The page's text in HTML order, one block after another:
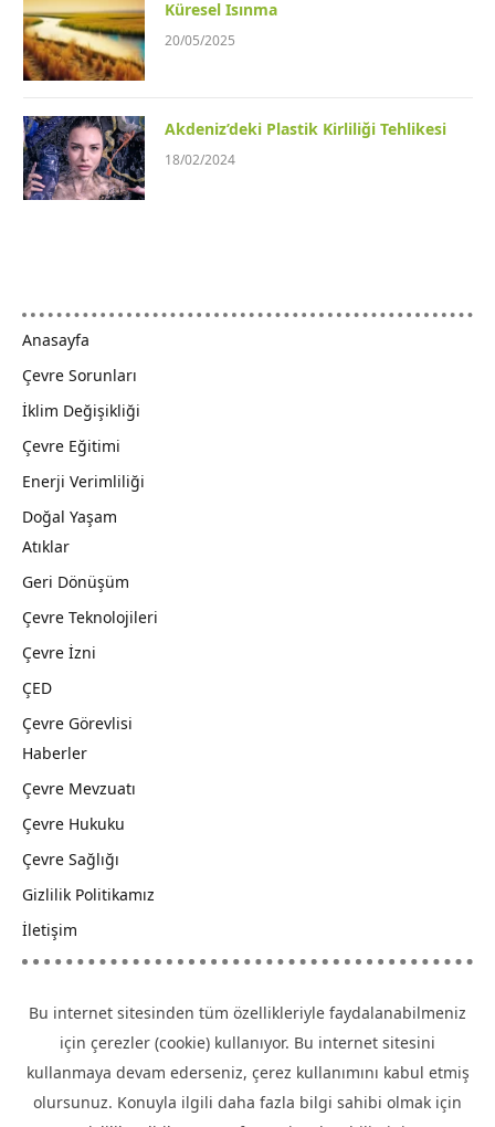
Küresel Isınma
20/05/2025
Akdeniz’deki Plastik Kirliliği Tehlikesi
18/02/2024
Anasayfa
Çevre Sorunları
İklim Değişikliği
Çevre Eğitimi
Enerji Verimliliği
Doğal Yaşam
Atıklar
Geri Dönüşüm
Çevre Teknolojileri
Çevre İzni
ÇED
Çevre Görevlisi
Haberler
Çevre Mevzuatı
Çevre Hukuku
Çevre Sağlığı
Gizlilik Politikamız
İletişim
Bu internet sitesinden tüm özellikleriyle faydalanabilmeniz
için çerezler (cookie) kullanıyor. Bu internet sitesini
kullanmaya devam ederseniz, çerez kullanımını kabul etmiş
olursunuz. Konuyla ilgili daha fazla bilgi sahibi olmak için